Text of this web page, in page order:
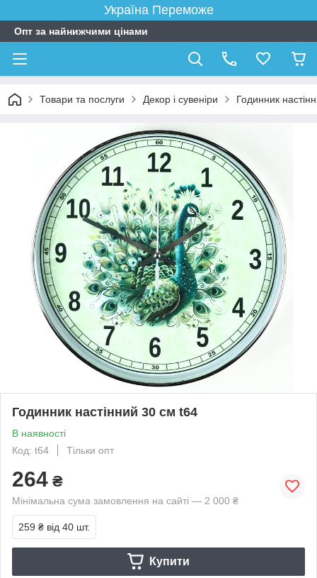
Україна Переможе
Опт за найнижчими цінами
Товари та послуги Декор і сувеніри Годинник
Годинник настінний 30 см t64
В наявності
Код: t64
Тільки опт
264 ₴
Мінімальна сума замовлення на сайті — 2 000 ₴
259 ₴ від 40 шт.
Купити